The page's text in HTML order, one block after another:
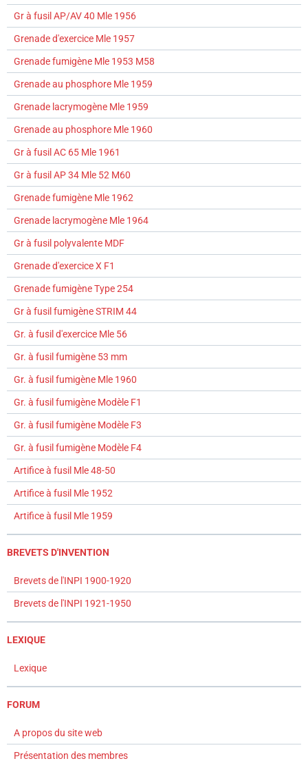
Gr à fusil AP/AV 40 Mle 1956
Grenade d'exercice Mle 1957
Grenade fumigène Mle 1953 M58
Grenade au phosphore Mle 1959
Grenade lacrymogène Mle 1959
Grenade au phosphore Mle 1960
Gr à fusil AC 65 Mle 1961
Gr à fusil AP 34 Mle 52 M60
Grenade fumigène Mle 1962
Grenade lacrymogène Mle 1964
Gr à fusil polyvalente MDF
Grenade d'exercice X F1
Grenade fumigène Type 254
Gr à fusil fumigène STRIM 44
Gr. à fusil d'exercice Mle 56
Gr. à fusil fumigène 53 mm
Gr. à fusil fumigène Mle 1960
Gr. à fusil fumigène Modèle F1
Gr. à fusil fumigène Modèle F3
Gr. à fusil fumigène Modèle F4
Artifice à fusil Mle 48-50
Artifice à fusil Mle 1952
Artifice à fusil Mle 1959
BREVETS D'INVENTION
Brevets de l'INPI 1900-1920
Brevets de l'INPI 1921-1950
LEXIQUE
Lexique
FORUM
A propos du site web
Présentation des membres